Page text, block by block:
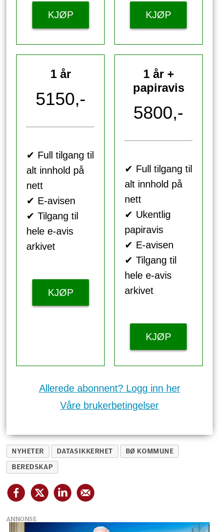
KJØP KJØP
1 år
5150,-
✔ Full tilgang til
alt innhold på
nett
✔ E-avisen
✔ Tilgang til
hele e-avis
arkivet
KJØP
1 år +
papiravis
5800,-
✔ Full tilgang til
alt innhold på
nett
✔ Ukentlig
papiravis
✔ E-avisen
✔ Tilgang til
hele e-avis
arkivet
KJØP
Allerede abonnent? Logg inn her
Våre brukerbetingelser
NYHETER DATASIKKERHET BØ KOMMUNE
BEREDSKAP
ANNONSE